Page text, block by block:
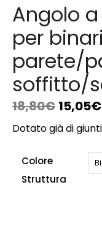
Angolo
per
parete/
soffitto/
18,80€ 15,05€
Dotato già di
Colore
Struttura